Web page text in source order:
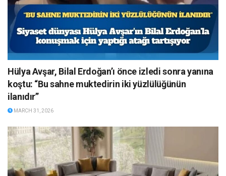
Hülya Avşar, Bilal Erdoğan’ı önce izledi sonra yanına
koştu: “Bu sahne muktedirin iki yüzlülüğünün
ilanıdır”
MARCH 31, 2026